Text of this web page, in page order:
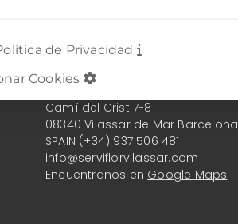
de Privacidad
Cookies
Camí del Crist 7-8
08340 Vilassar de Mar Barcelona
SPAIN (+34) 937 506 481
info@serviflorvilassar.com
Encuentranos en Google Maps